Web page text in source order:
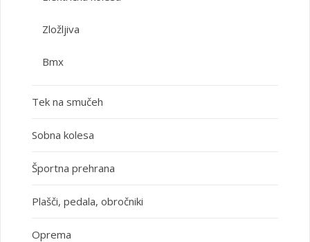
Zložljiva
Bmx
Tek na smučeh
Sobna kolesa
Športna prehrana
Plašči, pedala, obročniki
Oprema